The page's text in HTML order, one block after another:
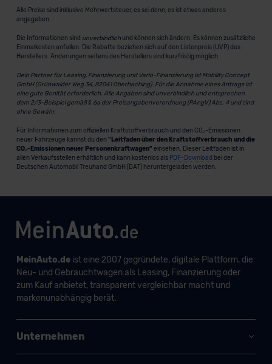
Alle Preise sind inklusive Mehrwertsteuer, es sei denn, es ist etwas anderes
angegeben.
Die Informationen sind unverbindlichund können sich ändern. Es können zusätzliche
Einmalkosten anfallen. Die Rabatte beziehen sich auf den Listenpreis (UVP) des
Herstellers. Änderungen seitens des Herstellers sind kurzfristig möglich.
Dein Partner für Leasing, Finanzierung und Vario-Finanzierung ist Mobility Concept
GmbH (Grünwalder Weg 34, 82041 Oberhaching). Für die Annahme eines Antrags ist
eine gute Bonität erforderlich. Alle Angaben sind unverbindlich und entsprechen
dem 2/3-Beispiel gemäß § 6a der Preisangabenverordnung (PAngV) Abs. 4 und sind
ohne Gewähr.
Für Informationen zum offiziellen Kraftstoffverbrauch und den CO₂-Emissionen
neuer Fahrzeuge kannst du den "Leitfaden über den Kraftstoffverbrauch und die
CO₂-Emissionen neuer Personenkraftwagen" einsehen. Dieser Leitfaden ist in
allen Verkaufsstellen erhältlich und kann kostenlos als PDF-Download bei der
Deutschen Automobil Treuhand GmbH (DAT) heruntergeladen werden.
MeinAuto.deist eine 2007 gegründete, digitale Plattform, die
Neu- und Gebrauchtwagen als Leasing, Finanzierung oder
zum Kauf anbietet, transparent vergleichbar macht und
markenunabhängig berät.
Unternehmen